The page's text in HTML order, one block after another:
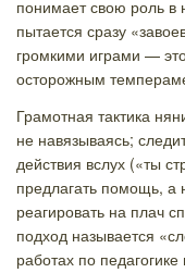
понимает свою роль
пытается сразу
громкими играми —
осторожным
Грамотная тактика
не навязываясь;
действия вслух («ты
предлагать помощь, а
реагировать на плач
подход называется
работах по